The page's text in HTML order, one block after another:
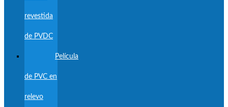
revestida
de PVDC
Película
de PVC en
relevo